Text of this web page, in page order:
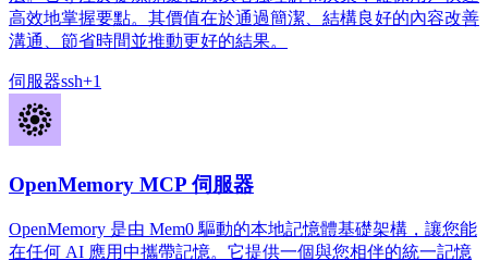
高效地掌握要點。其價值在於通過簡潔、結構良好的內容改善
溝通、節省時間並推動更好的結果。
伺服器ssh+1
OpenMemory MCP 伺服器
OpenMemory 是由 Mem0 驅動的本地記憶體基礎架構，讓您能
在任何 AI 應用中攜帶記憶。它提供一個與您相伴的統一記憶